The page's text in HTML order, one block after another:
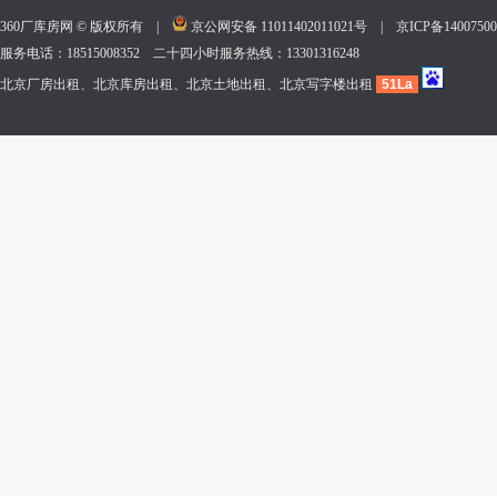
360厂库房网 © 版权所有 | 京公网安备 11011402011021号
京ICP备
服务电话：18515008352 二十四小时服务热线：13301316248
北京厂房出租、北京库房出租、北京土地出租、北京写字楼出租
51La